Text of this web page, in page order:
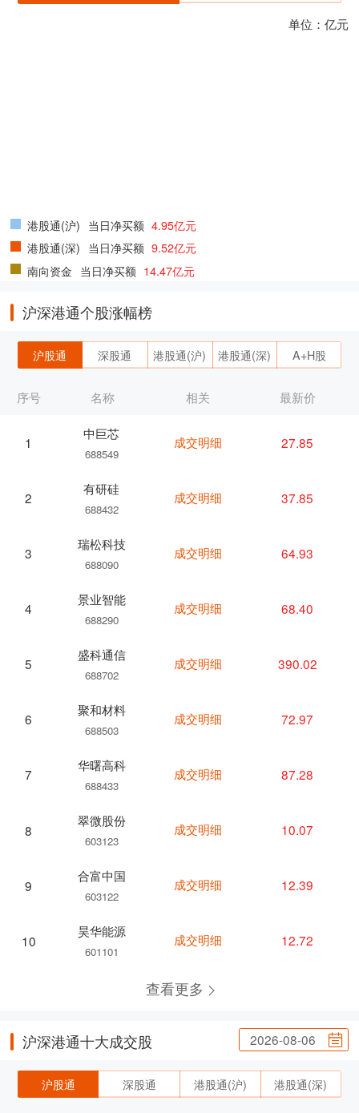
单位：亿元
港股通(沪) 当日净买额 4.95亿元
港股通(深) 当日净买额 9.52亿元
南向资金 当日净买额 14.47亿元
沪深港通个股涨幅榜
沪股通 深股通 港股通(沪) 港股通(深) A+H股
序号 名称
1
中巨芯
688549
2
有研硅
688432
3
瑞松科技
688090
4
景业智能
688290
5
盛科通信
688702
6
聚和材料
688503
7
华曙高科
688433
8
翠微股份
603123
9
合富中国
603122
10
昊华能源
601101
相关 最新价
成交明细 27.85
成交明细 37.85
成交明细 64.93
成交明细 68.40
成交明细 390.02
成交明细 72.97
成交明细 87.28
成交明细 10.07
成交明细 12.39
成交明细 12.72
查看更多
沪深港通十大成交股 2026-08-06
沪股通 深股通 港股通(沪) 港股通(深)